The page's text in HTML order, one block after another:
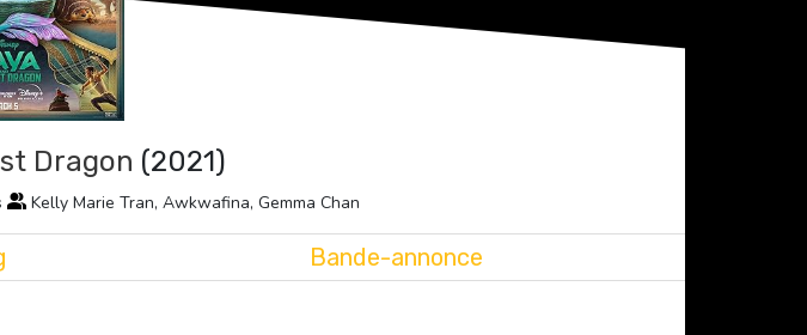
Dragon (2021)
Kelly Marie Tran, Awkwafina, Gemma Chan
Bande-annonce